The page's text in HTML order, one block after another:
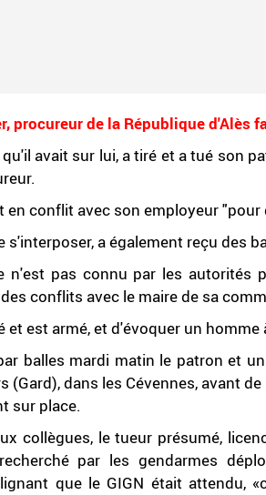
procureur de la République d'Alès
avait sur lui, a tiré et a tué son
en conflit avec son employeur
s'interposer, a également reçu des
n'est pas connu par les autorités
conflits avec le maire de sa
est armé, et d'évoquer un homme
balles mardi matin le patron et
(Gard), dans les Cévennes, avant
sur place.
collègues, le tueur présumé,
par les gendarmes
que le GIGN était attendu,